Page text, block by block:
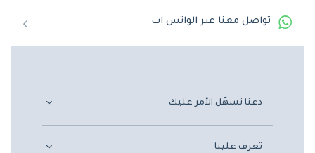
تواصل معنا عبر الواتس اب
دعنا نسهّل الأمر عليك
تعرف علينا